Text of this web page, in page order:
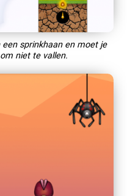
sprinkhaan en moet je
niet te vallen.